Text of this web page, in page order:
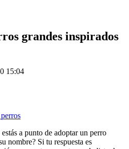
grandes inspirados
15:04
a punto de adoptar un perro
nombre? Si tu respuesta es